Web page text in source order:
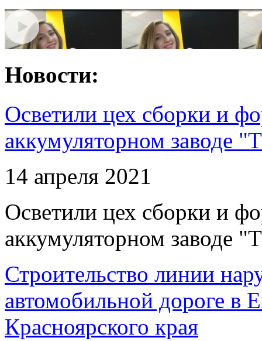
Новости:
Осветили цех сборки и
аккумуляторном заводе
14 апреля 2021
Осветили цех сборки и
аккумуляторном заводе
Строительство линии
автомобильной дороге в
Красноярского края